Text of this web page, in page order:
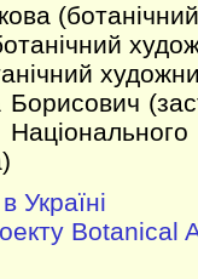
Україні
Botanical